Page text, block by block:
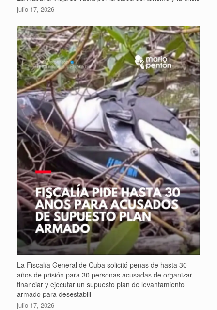
julio 17, 2026
La Fiscalía General de Cuba solicitó penas de hasta 30
años de prisión para 30 personas acusadas de organizar,
financiar y ejecutar un supuesto plan de levantamiento
armado para desestabili
julio 17, 2026